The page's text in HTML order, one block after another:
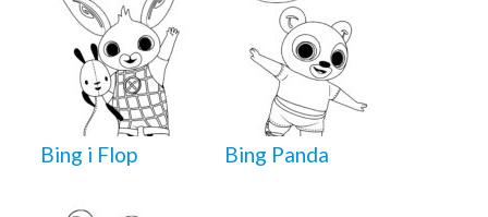
Bing i Flop Bing Panda